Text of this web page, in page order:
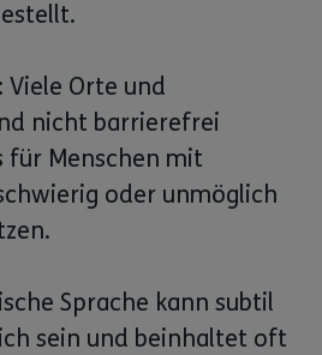
Viele Orte und
nicht barrierefrei
für Menschen mit
oder unmöglich
Sprache kann subtil
sein und beinhaltet oft